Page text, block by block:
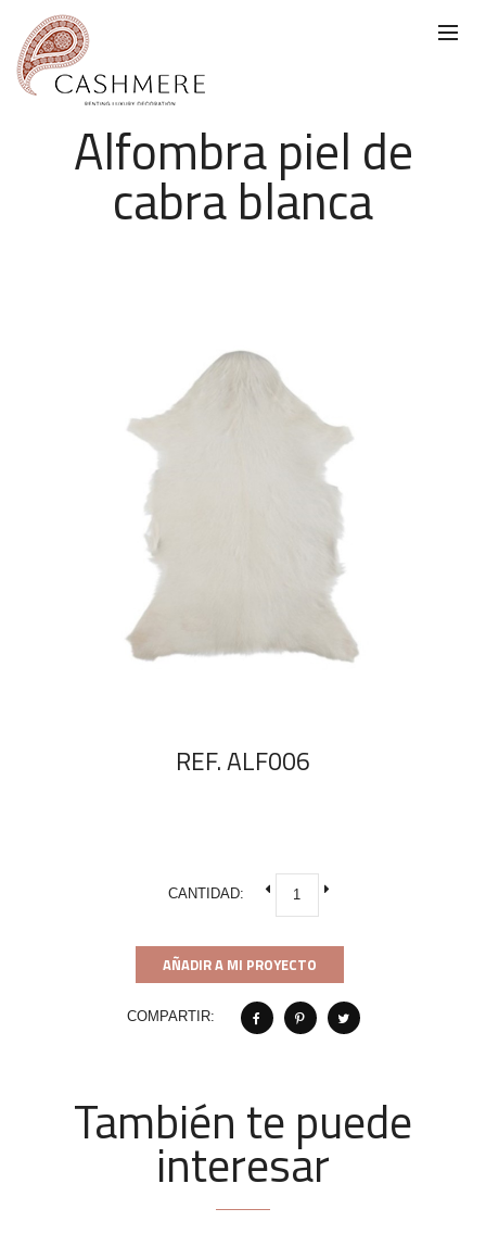
Alfombra piel de
cabra blanca
REF. ALF006
CANTIDAD:
AÑADIR A MI PROYECTO
COMPARTIR:
También te puede
interesar